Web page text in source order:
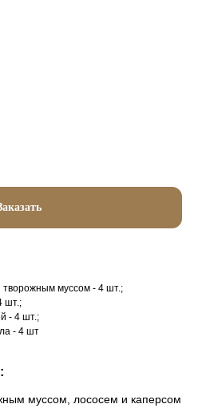
муссом - 4 шт.;
шт.;
- 4 шт.;
- 4 шт
муссом, лососем и каперсом